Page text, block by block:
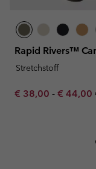
Rapid Rivers™
Stretchstoff
Minimum sale
€ 38,00 - € 44,00